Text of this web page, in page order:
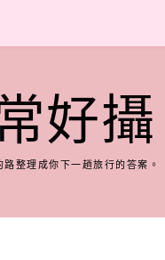
好攝
整理成你下一趟旅行的答案。